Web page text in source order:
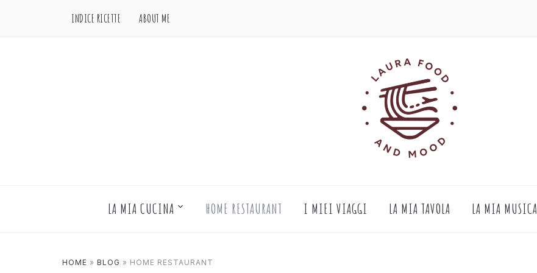
INDICE RICETTE ABOUT ME
LA MIA CUCINA HOME RESTAURANT I MIEI VIAGGI LA MIA TAVOLA LA MIA MUSICA
HOME » BLOG » HOME RESTAURANT